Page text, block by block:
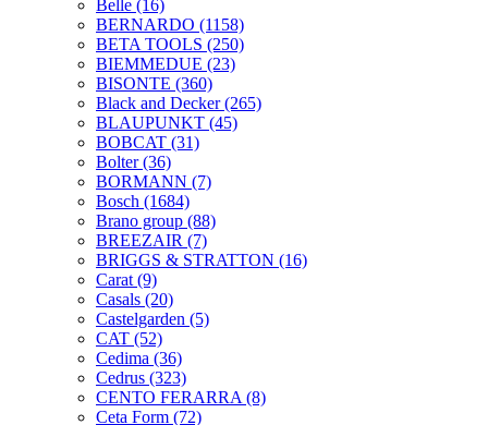
Belle (16)
BERNARDO (1158)
BETA TOOLS (250)
BIEMMEDUE (23)
BISONTE (360)
Black and Decker(265)
BLAUPUNKT (45)
BOBCAT (31)
Bolter(36)
BORMANN (7)
Bosch (1684)
Brano group (88)
BREEZAIR (7)
BRIGGS & STRATTON (16)
Carat (9)
Casals (20)
Castelgarden (5)
CAT (52)
Cedima (36)
Cedrus (323)
CENTO FERARRA (8)
Ceta Form (72)